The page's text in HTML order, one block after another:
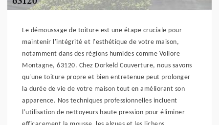
Le démoussage de toiture est une étape cruciale pour
maintenir l'intégrité et l'esthétique de votre maison,
notamment dans des régions humides comme Vollore
Montagne, 63120. Chez Dorkeld Couverture, nous savons
qu'une toiture propre et bien entretenue peut prolonger
la durée de vie de votre maison tout en améliorant son
apparence. Nos techniques professionnelles incluent
l'utilisation de nettoyeurs haute pression pour éliminer